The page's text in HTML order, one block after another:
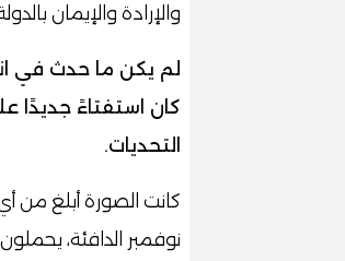
والإرادة والإيمان
لم يكن ما حدث في
كان استفتاءً جديدًا
التحديات.
كانت الصورة أبلغ
نوفمبر الدافئة،